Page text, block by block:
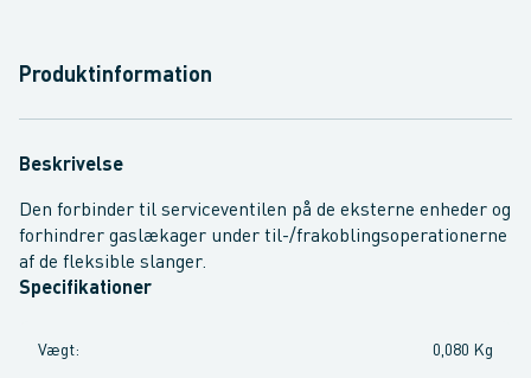
Produktinformation
Beskrivelse
Den forbinder til serviceventilen på de eksterne enheder og
forhindrer gaslækager under til-/frakoblingsoperationerne
af de fleksible slanger.
Specifikationer
Vægt: 0,080 Kg